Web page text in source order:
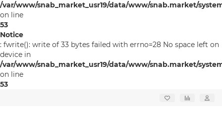
/var/www/snab_market_usr19/data/www/snab.market/
on line
53
Notice
: fwrite(): write of 33 bytes failed with errno=28 No space left on
device in
/var/www/snab_market_usr19/data/www/snab.market/
on line
53